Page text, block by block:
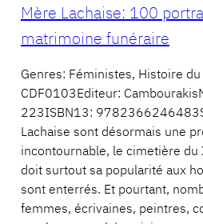
Mère Lachaise: 100
matrimoine funéraire
Genres: Féministes, Histoire
CDF0103Editeur:
223ISBN13:
Lachaise sont désormais une
incontournable, le cimetière du
doit surtout sa popularité aux
sont enterrés. Et pourtant,
femmes, écrivaines, peintres,